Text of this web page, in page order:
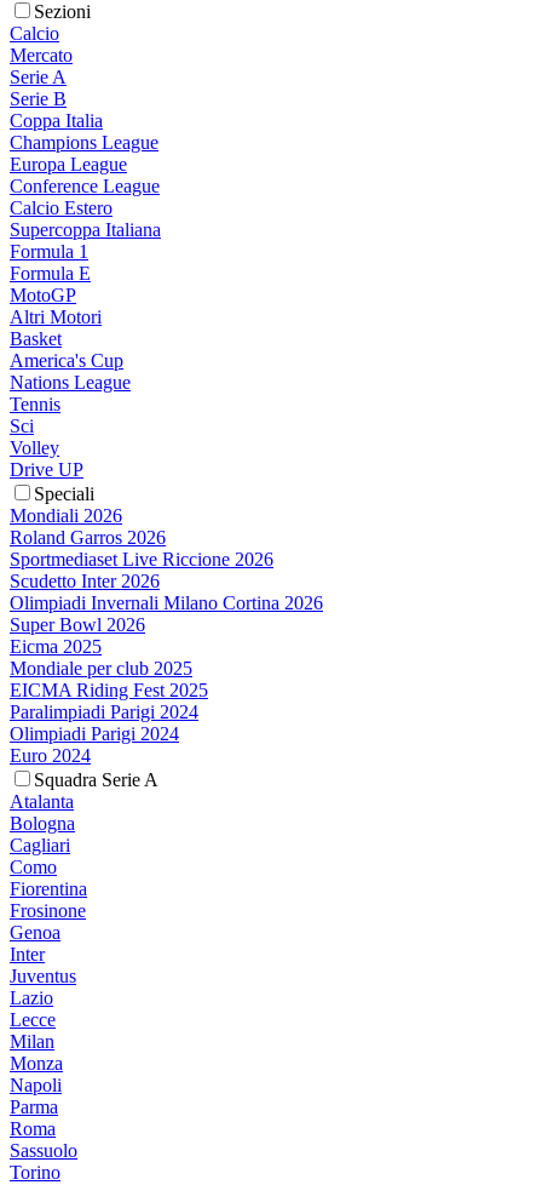
Sezioni
Calcio
Mercato
Serie A
Serie B
Coppa Italia
Champions League
Europa League
Conference League
Calcio Estero
Supercoppa Italiana
Formula 1
Formula E
MotoGP
Altri Motori
Basket
America's Cup
Nations League
Tennis
Sci
Volley
Drive UP
Speciali
Mondiali 2026
Roland Garros 2026
Sportmediaset Live Riccione 2026
Scudetto Inter 2026
Olimpiadi Invernali Milano Cortina 2026
Super Bowl 2026
Eicma 2025
Mondiale per club 2025
EICMA Riding Fest 2025
Paralimpiadi Parigi 2024
Olimpiadi Parigi 2024
Euro 2024
Squadra Serie A
Atalanta
Bologna
Cagliari
Como
Fiorentina
Frosinone
Genoa
Inter
Juventus
Lazio
Lecce
Milan
Monza
Napoli
Parma
Roma
Sassuolo
Torino